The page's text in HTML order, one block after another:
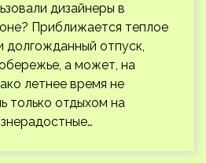
дизайнеры в
Приближается теплое
долгожданный отпуск,
а может, на
летнее время не
только отдыхом на